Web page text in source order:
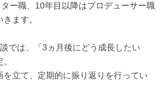
ー職、10年目以降はプロデューサー職
ます。
では、「3ヵ月後にどう成長したい
を立て、定期的に振り返りを行ってい